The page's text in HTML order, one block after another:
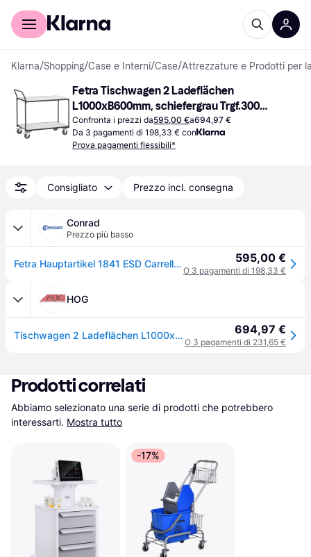
Per il tuo shopping
Klarna/Shopping/Case e Interni/Case/Attrezzature e Prodotti per
Fetra Tischwagen 2 Ladeflächen
L1000xB600mm, schiefergrau Trgf.300kg
elekt.leitfähig
Confronta i prezzi da595,00 €a694,97 €
Da 3 pagamenti di 198,33 € con
Prova pagamenti flessibili*
Consigliato Prezzo incl. consegna
Conrad
Prezzo più basso
Fetra Hauptartikel 1841 ESD Carrello con ruote Acciaio Capacità di carico (max.): 250 kg Grigio ardesia (RAL 7015) 595,00 €
O 3 pagamenti di 198,33 €
HOG
Tischwagen 2 Ladeflächen L1000xB600mm, schiefergrau Trgf.300kg elekt.leitfähig 694,97 €
O 3 pagamenti di 231,65 €
Prodotti correlati
Abbiamo selezionato una serie di prodotti che potrebbero
interessarti. Mostra tutto
-17%